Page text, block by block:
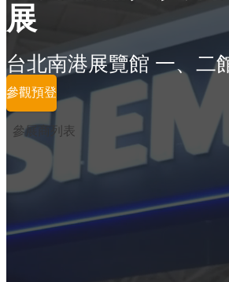
展
台北南港展覽館 一、二
參觀預登
參展商列表